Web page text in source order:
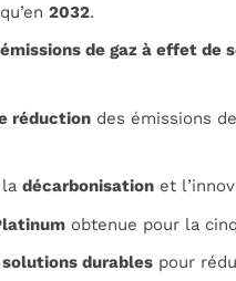
2032.
de gaz à effet de
réduction des émissions
décarbonisation et
obtenue pour la
solutions durables pour